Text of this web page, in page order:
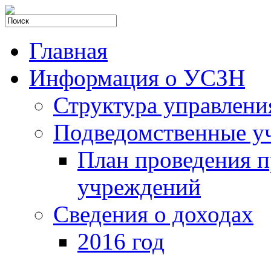
Главная
Информация о УСЗН
Структура
Подведомственные
План проведения
учреждений
Сведения о доходах
2016 год